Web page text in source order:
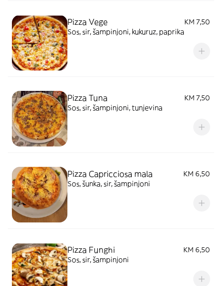
Pizza Vege
KM 7,50
Sos, sir, šampinjoni, kukuruz, paprika
Pizza Tuna
KM 7,50
Sos, sir, šampinjoni, tunjevina
Pizza Capricciosa mala
KM 6,50
Sos, šunka, sir, šampinjoni
Pizza Funghi
KM 6,50
Sos, sir, šampinjoni